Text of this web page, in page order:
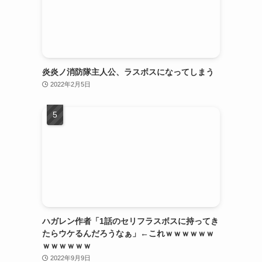
炎炎ノ消防隊主人公、ラスボスになってしまう
2022年2月5日
ハガレン作者「1話のセリフラスボスに持ってき
たらウケるんだろうなぁ」←これｗｗｗｗｗｗ
ｗｗｗｗｗｗ
2022年9月9日